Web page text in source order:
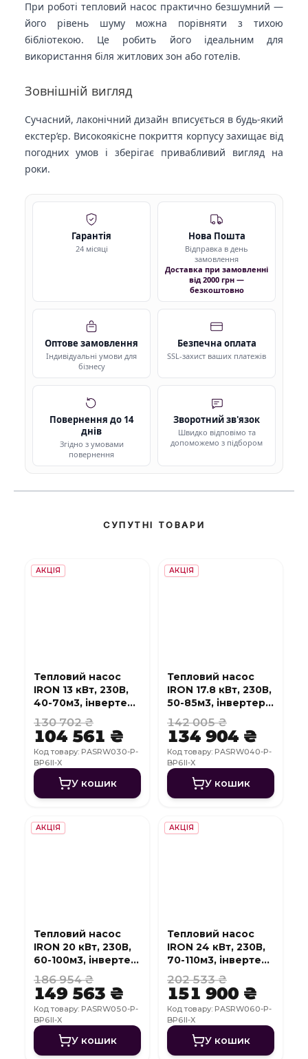
При роботі тепловий насос практично безшумний —
його рівень шуму можна порівняти з тихою
бібліотекою. Це робить його ідеальним для
використання біля житлових зон або готелів.
Зовнішній вигляд
Сучасний, лаконічний дизайн вписується в будь-який
екстер’єр. Високоякісне покриття корпусу захищає від
погодних умов і зберігає привабливий вигляд на
роки.
Гарантія
24 місяці
Нова Пошта
Відправка в день
замовлення
Доставка при замовленні
від 2000 грн —
безкоштовно
Оптове замовлення
Індивідуальні умови для
бізнесу
Безпечна оплата
SSL-захист ваших платежів
Повернення до 14
днів
Згідно з умовами
повернення
Зворотний зв'язок
Швидко відповімо та
допоможемо з підбором
СУПУТНІ ТОВАРИ
АКЦІЯ
Тепловий насос
IRON 13 кВт, 230В,
40-70м3, інвертер,
з охолодженням,
WI-FI
130 702 ₴
104 561 ₴
Код товару: PASRW030-P-
BP6II-X
У кошик
АКЦІЯ
Тепловий насос
IRON 17.8 кВт, 230В,
50-85м3, інвертер,
з охолодженням,
WI-FI
142 005 ₴
134 904 ₴
Код товару: PASRW040-P-
BP6II-X
У кошик
АКЦІЯ
Тепловий насос
IRON 20 кВт, 230В,
60-100м3, інвертер,
з охолодженням,
WI-FI
186 954 ₴
149 563 ₴
Код товару: PASRW050-P-
BP6II-X
У кошик
АКЦІЯ
Тепловий насос
IRON 24 кВт, 230В,
70-110м3, інвертер,
з охолодженням,
WI-FI
202 533 ₴
151 900 ₴
Код товару: PASRW060-P-
BP6II-X
У кошик